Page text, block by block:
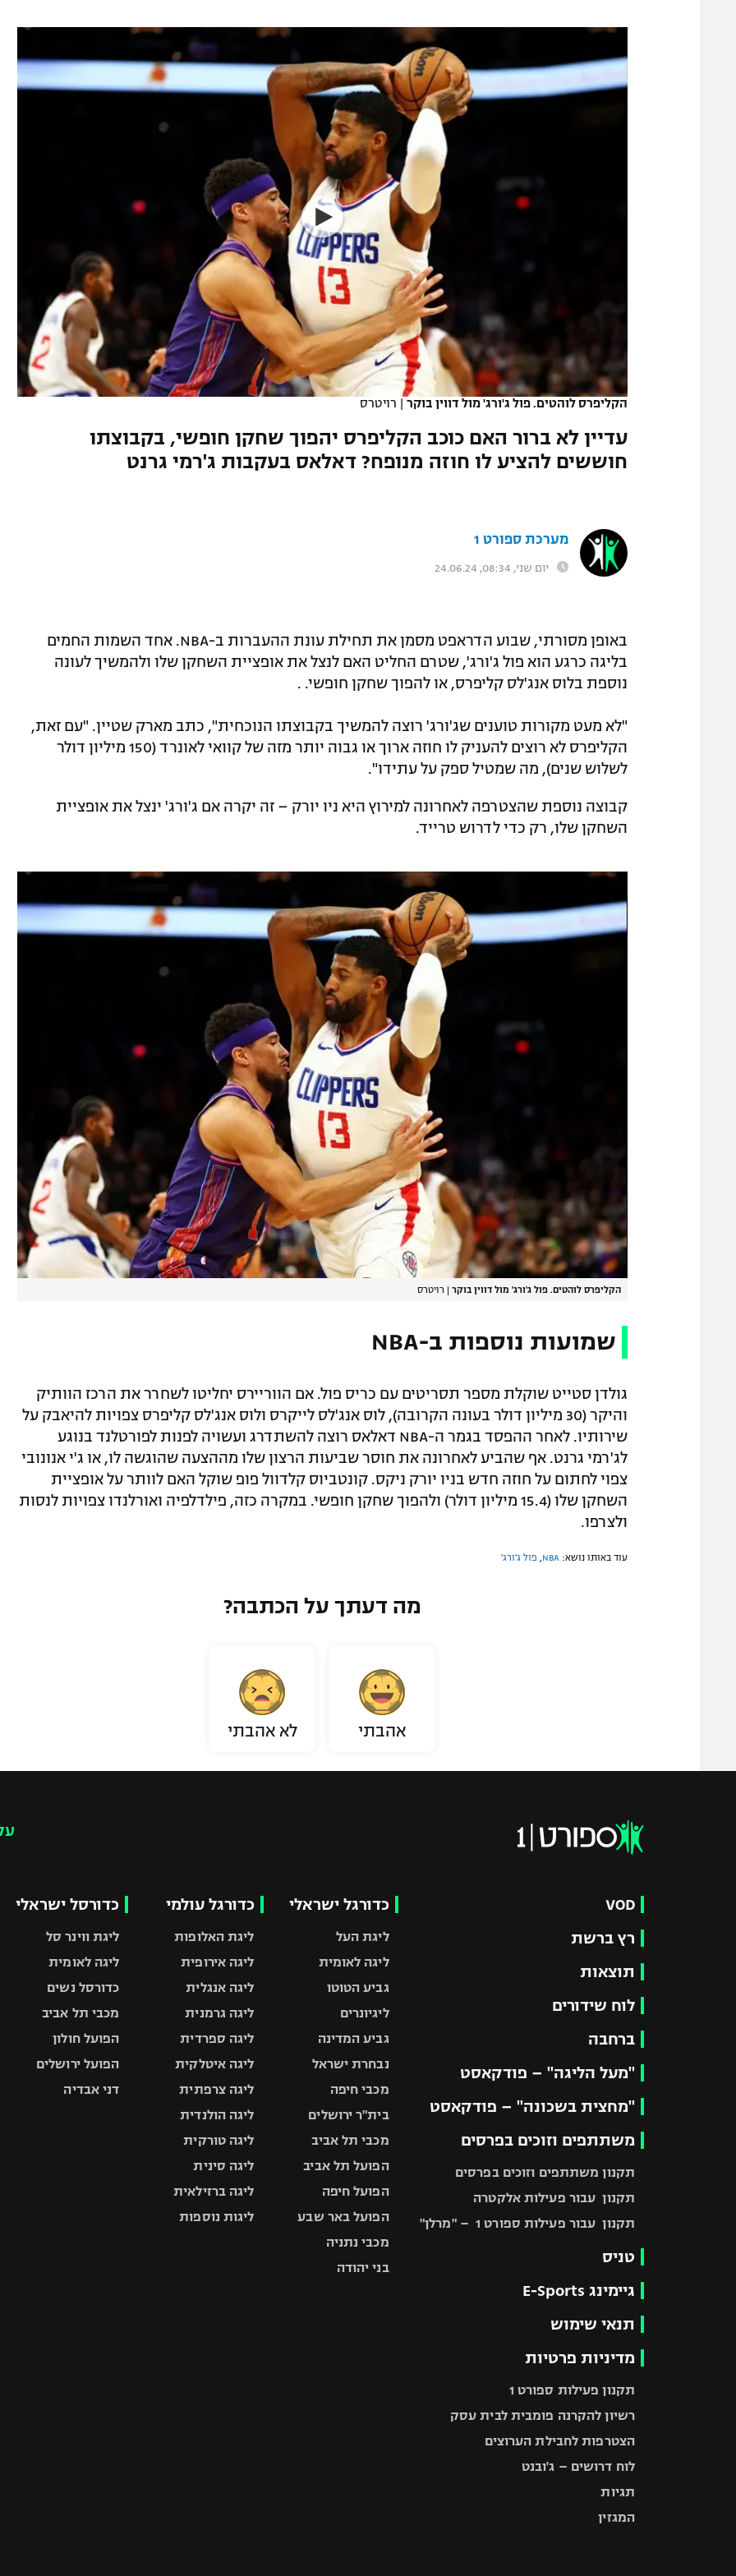
תקנון משתתפים וזוכים בפרסים
תקנון עבור פעילות אלקטרה
תקנון עבור פעילות ספורט 1 – "מרלן"
רשיון להקרנה פומבית לבית עסק
תגיות
המגזין
הפועל תל אביב
הפועל באר שבע
מכבי נתניה
בני יהודה
ליגה סינית
ליגה ברזילאית
הקליפרס לוהטים. פול ג'ורג' מול דווין בוקר | רויטרס
עדיין לא ברור האם כוכב הקליפרס יהפוך שחקן חופשי, בקבוצתו
חוששים להציע לו חוזה מנופח? דאלאס בעקבות ג'רמי גרנט
מערכת ספורט 1
יום שני, 08:34, 24.06.24
באופן מסורתי, שבוע הדראפט מסמן את תחילת עונת ההעברות ב-NBA. אחד השמות החמים
בליגה כרגע הוא פול ג'ורג', שטרם החליט האם לנצל את אופציית השחקן שלו ולהמשיך לעונה
נוספת בלוס אנג'לס קליפרס, או להפוך שחקן חופשי. .
"לא מעט מקורות טוענים שג'ורג' רוצה להמשיך בקבוצתו הנוכחית", כתב מארק שטיין. "עם זאת,
הקליפרס לא רוצים להעניק לו חוזה ארוך או גבוה יותר מזה של קוואי לאונרד (150 מיליון דולר
לשלוש שנים), מה שמטיל ספק על עתידו".
קבוצה נוספת שהצטרפה לאחרונה למירוץ היא ניו יורק – זה יקרה אם ג'ורג' ינצל את אופציית
השחקן שלו, רק כדי לדרוש טרייד.
הקליפרס לוהטים. פול ג'ורג' מול דווין בוקר | רויטרס
שמועות נוספות ב-NBA
גולדן סטייט שוקלת מספר תסריטים עם כריס פול. אם הווריירס יחליטו לשחרר את הרכז הוותיק
והיקר (30 מיליון דולר בעונה הקרובה), לוס אנג'לס לייקרס ולוס אנג'לס קליפרס צפויות להיאבק על
שירותיו. לאחר ההפסד בגמר ה-NBA דאלאס רוצה להשתדרג ועשויה לפנות לפורטלנד בנוגע
לג'רמי גרנט. אף שהביע לאחרונה את חוסר שביעות הרצון שלו מההצעה שהוגשה לו, או ג'י אנונובי
צפוי לחתום על חוזה חדש בניו יורק ניקס. קונטביוס קלדוול פופ שוקל האם לוותר על אופציית
השחקן שלו (15.4 מיליון דולר) ולהפוך שחקן חופשי. במקרה כזה, פילדלפיה ואורלנדו צפויות לנסות
ולצרפו.
עוד באותו נושא: NBA פול ג'ורג'
מה דעתך על הכתבה?
אהבתי לא אהבתי
VOD
רץ ברשת
תוצאות
לוח שידורים
ברחבה
"מעל הליגה" – פודקאסט
"מחצית בשכונה" – פודקאסט
משתתפים וזוכים בפרסים
תקנון משתתפים וזוכים בפרסים
תקנון עבור פעילות אלקטרה
תקנון עבור פעילות ספורט 1 – "מרלן"
טניס
גיימינג E-Sports
תנאי שימוש
מדיניות פרטיות
תקנון פעילות ספורט 1
רשיון להקרנה פומבית לבית עסק
הצטרפות לחבילת הערוצים
לוח דרושים – ג'ובנט
תגיות
המגזין
כדורגל ישראלי
ליגת העל
ליגה לאומית
גביע הטוטו
ליגיונרים
גביע המדינה
נבחרת ישראל
מכבי חיפה
בית"ר ירושלים
מכבי תל אביב
הפועל תל אביב
הפועל חיפה
הפועל באר שבע
מכבי נתניה
בני יהודה
כדורגל עולמי
ליגת האלופות
ליגה אירופית
ליגה אנגלית
ליגה גרמנית
ליגה ספרדית
ליגה איטלקית
ליגה צרפתית
ליגה הולנדית
ליגה טורקית
ליגה סינית
ליגה ברזילאית
ליגות נוספות
כדורסל ישראלי
ליגת ווינר סל
ליגה לאומית
כדורסל נשים
מכבי תל אביב
הפועל חולון
הפועל ירושלים
דני אבדיה